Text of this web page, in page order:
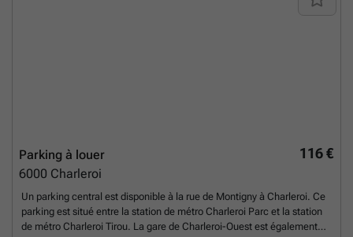
116 €
Parking à louer
6000 Charleroi
Un parking central est disponible à la rue de Montigny à Charleroi. Ce
parking est situé entre la station de métro Charleroi Parc et la station
de métro Charleroi Tirou. La gare de Charleroi-Ouest est également